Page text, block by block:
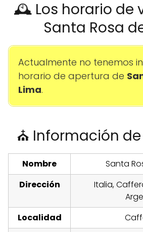
🕰️ Los horario de
Santa Rosa
Actualmente no tenemos
horario de apertura de
Lima.
⛪ Información
Nombre
Santa
Dirección
Italia,
Localidad